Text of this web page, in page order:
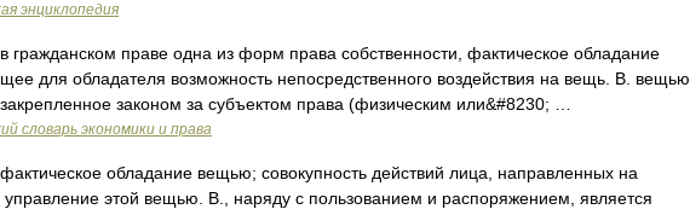
энциклопедия
гражданском праве одна из форм права собственности, фактическое обладание
для обладателя возможность непосредственного воздействия на вещь. В. вещью
законом за субъектом права (физическим или&#8230; …
словарь экономики и права
обладание вещью; совокупность действий лица, направленных на
этой вещью. В., наряду с пользованием и распоряжением, является